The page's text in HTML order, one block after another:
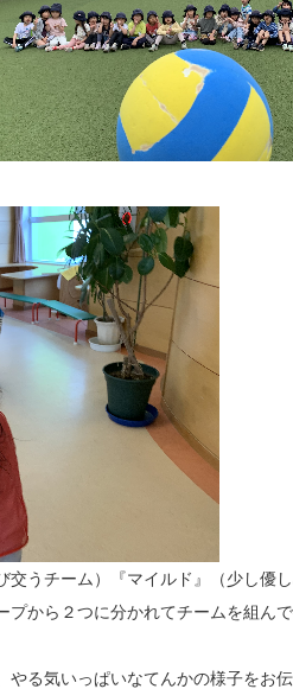
交うチーム）『マイルド』（少し優
から２つに分かれてチームを組ん
やる気いっぱいなてんかの様子をお